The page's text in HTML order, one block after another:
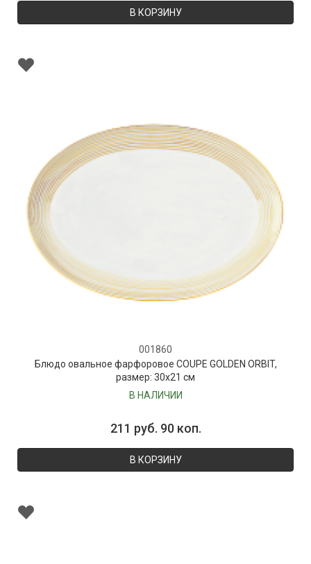
В КОРЗИНУ
001860
Блюдо овальное фарфоровое COUPE GOLDEN ORBIT,
размер: 30х21 см
В НАЛИЧИИ
211 руб. 90 коп.
В КОРЗИНУ